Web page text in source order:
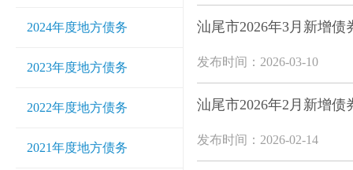
2024年度地方债务
2023年度地方债务
2022年度地方债务
2021年度地方债务
汕尾市2026年3月新增债
发布时间：2026-03-10
汕尾市2026年2月新增债
发布时间：2026-02-14